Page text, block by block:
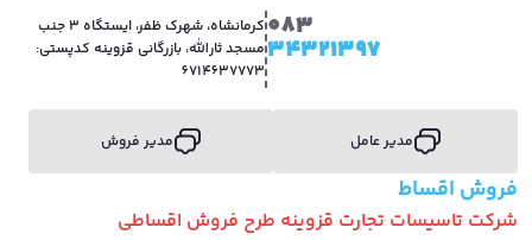
083
34321397
کرمانشاه، شهرک ظفر، ایستگاه 3 جنب
مسجد ثارالله، بازرگانی قزوینه کدپستی:
6714637773
مدیر عامل مدیر فروش
فروش اقساط
شرکت تاسیسات تجارت قزوینه طرح فروش اقساطی